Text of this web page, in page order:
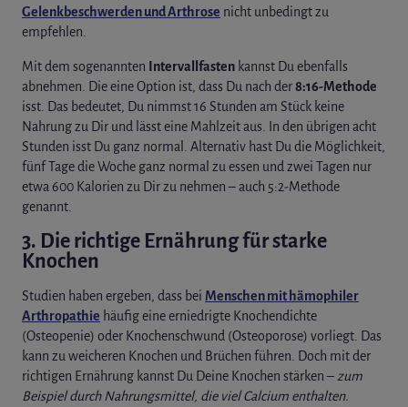
Gelenkbeschwerden und Arthrose nicht unbedingt zu
empfehlen.
Mit dem sogenannten Intervallfasten kannst Du ebenfalls
abnehmen. Die eine Option ist, dass Du nach der8:16-Methode
isst. Das bedeutet, Du nimmst 16 Stunden am Stück keine
Nahrung zu Dir und lässt eine Mahlzeit aus. In den übrigen acht
Stunden isst Du ganz normal. Alternativ hast Du die Möglichkeit,
fünf Tage die Woche ganz normal zu essen und zwei Tagen nur
etwa 600 Kalorien zu Dir zu nehmen – auch 5:2-Methode
genannt.
3. Die richtige Ernährung für starke
Knochen
Studien haben ergeben, dass bei Menschen mit hämophiler
Arthropathie häufig eine erniedrigte Knochendichte
(Osteopenie) oder Knochenschwund (Osteoporose) vorliegt. Das
kann zu weicheren Knochen und Brüchen führen. Doch mit der
richtigen Ernährung kannst Du Deine Knochen stärken – zum
Beispiel durch Nahrungsmittel, die viel Calcium enthalten.